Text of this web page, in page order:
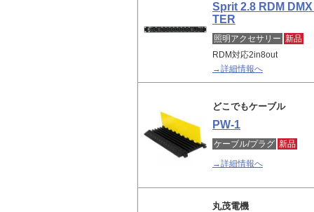
Sprit 2.8 RDM
TER
照明アクセサリー 新品
RDM対応2in8out
→詳細情報へ
どこでもケーブル
PW-1
ケーブル/プラグ 新品
→詳細情報へ
丸茂電機